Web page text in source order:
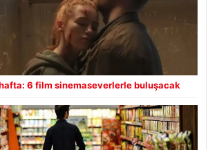
6 film sinemaseverlerle buluşacak